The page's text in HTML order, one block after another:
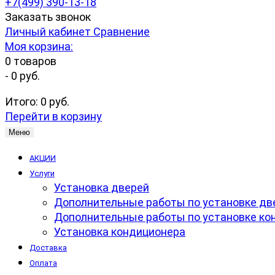
Заказать звонок
Личный кабинет Сравнение
Моя корзина:
0 товаров
- 0 руб.
Итого: 0 руб.
Перейти в корзину
Меню
АКЦИИ
Услуги
Установка дверей
Дополнительные работы по установке
Дополнительные работы по установке
Установка кондиционера
Доставка
Оплата